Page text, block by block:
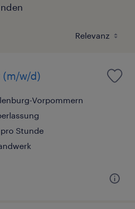
(m/w/d)
Vorpommern
Stunde